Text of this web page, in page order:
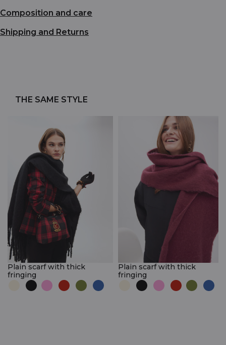
Composition and care
Shipping and Returns
THE SAME STYLE
Plain scarf with thick
fringing
Plain scarf with thick
fringing